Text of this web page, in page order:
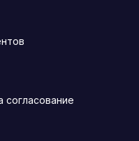
согласование